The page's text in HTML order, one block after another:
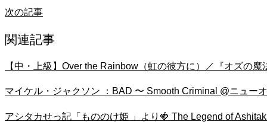
次の記事
関連記事
【中・上級】Over the Rainbow（虹の彼方に）／『オズの
マイケル・ジャクソン ：BAD 〜 Smooth Criminal @ニュ
アシタカせっ記「もののけ姫 」より🍓 The Legend of